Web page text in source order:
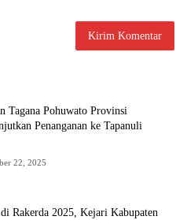
Tagana Pohuwato Provinsi
Penanganan ke Tapanuli
22, 2025
Rakerda 2025, Kejari Kabupaten